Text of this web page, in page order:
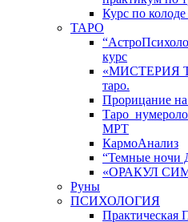
Курс по
ТАРО
курс
«МИСТЕРИЯ
таро.
Прорицание
МРТ
КармоАнализ
“Темные
«ОРАКУЛ
Руны
ПСИХОЛОГИЯ
Практическая